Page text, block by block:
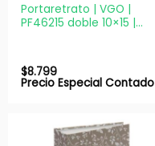
Portaretrato | VGO |
PF46215 doble 10×15 |
$8.799
Precio Especial Contado